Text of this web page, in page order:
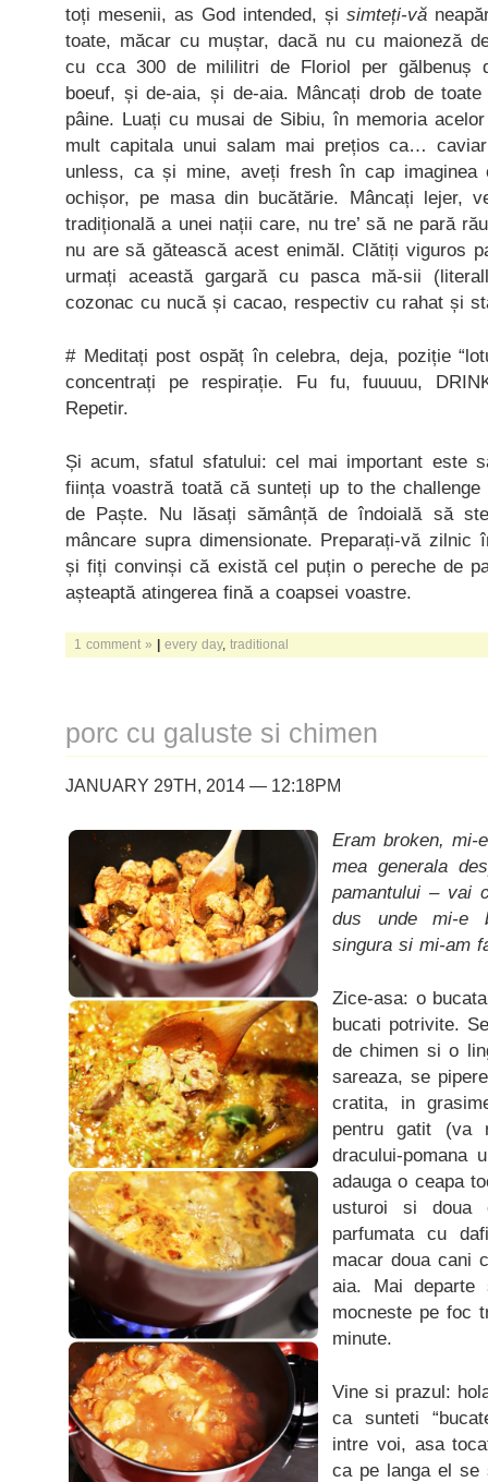
toți mesenii, as God intended, și simteți-vă
toate, măcar cu muștar, dacă nu cu maioneză
cu cca 300 de mililitri de Floriol per gălbenuș
boeuf, și de-aia, și de-aia. Mâncați drob de
pâine. Luați cu musai de Sibiu, în memoria
mult capitala unui salam mai prețios ca…
unless, ca și mine, aveți fresh în cap
ochișor, pe masa din bucătărie. Mâncați lejer,
tradițională a unei nații care, nu tre’ să ne pară
nu are să gătească acest enimăl. Clătiți viguros
urmați această gargară cu pasca mă-sii
cozonac cu nucă și cacao, respectiv cu rahat și
# Meditați post ospăț în celebra, deja, poziție
concentrați pe respirație. Fu fu, fuuuuu,
Repetir.
Și acum, sfatul sfatului: cel mai important este
ființa voastră toată că sunteți up to the
de Paște. Nu lăsați sămânță de îndoială să
mâncare supra dimensionate. Preparați-vă
și fiți convinși că există cel puțin o pereche de
așteaptă atingerea fină a coapsei voastre.
1 comment » | every day, traditional
porc cu galuste si chimen
JANUARY 29TH, 2014 — 12:18PM
Eram broken, mi-
mea generala
pamantului – vai
dus unde mi-e
singura si mi-am
Zice-asa: o
bucati potrivite.
de chimen si o
sareaza, se
cratita, in
pentru gatit (va
dracului-pomana
adauga o ceapa
usturoi si doua
parfumata cu
macar doua cani
aia. Mai departe
mocneste pe foc
minute.
Vine si prazul:
ca sunteti
intre voi, asa
ca pe langa el se